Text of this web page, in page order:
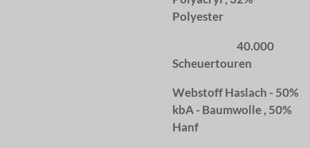
Polyester
40.000
Scheuertouren
Webstoff Haslach - 50%
kbA - Baumwolle , 50%
Hanf